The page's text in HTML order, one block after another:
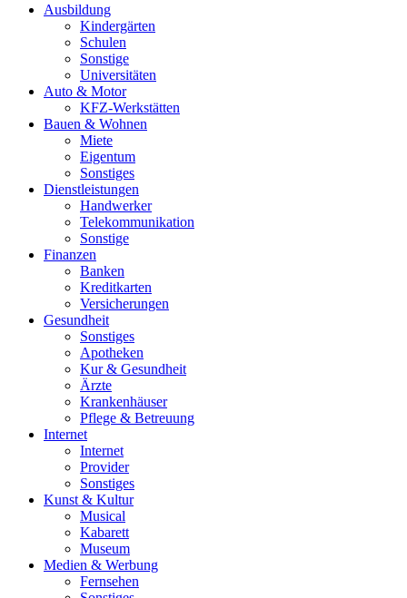
Ausbildung
Kindergärten
Schulen
Sonstige
Universitäten
Auto & Motor
KFZ-Werkstätten
Bauen & Wohnen
Miete
Eigentum
Sonstiges
Dienstleistungen
Handwerker
Telekommunikation
Sonstige
Finanzen
Banken
Kreditkarten
Versicherungen
Gesundheit
Sonstiges
Apotheken
Kur & Gesundheit
Ärzte
Krankenhäuser
Pflege & Betreuung
Internet
Internet
Provider
Sonstiges
Kunst & Kultur
Musical
Kabarett
Museum
Medien & Werbung
Fernsehen